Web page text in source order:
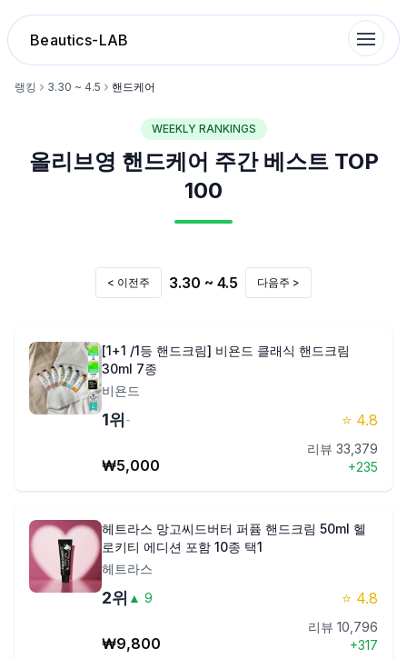
Beautics-LAB
찜 목록
루틴탐색
랭킹 3.30 ~ 4.5 핸드케어
WEEKLY RANKINGS
올리브영 핸드케어 주간 베스트 TOP
100
< 이전주 3.30 ~ 4.5 다음주 >
[1+1 /1등 핸드크림] 비욘드 클래식 핸드크림
30ml 7종
비욘드
1위 - ⭐ 4.8
₩5,000
리뷰 33,379
+235
헤트라스 망고씨드버터 퍼퓸 핸드크림 50ml 헬
로키티 에디션 포함 10종 택1
헤트라스
2위 ▲ 9 ⭐ 4.8
₩9,800
리뷰 10,796
+317